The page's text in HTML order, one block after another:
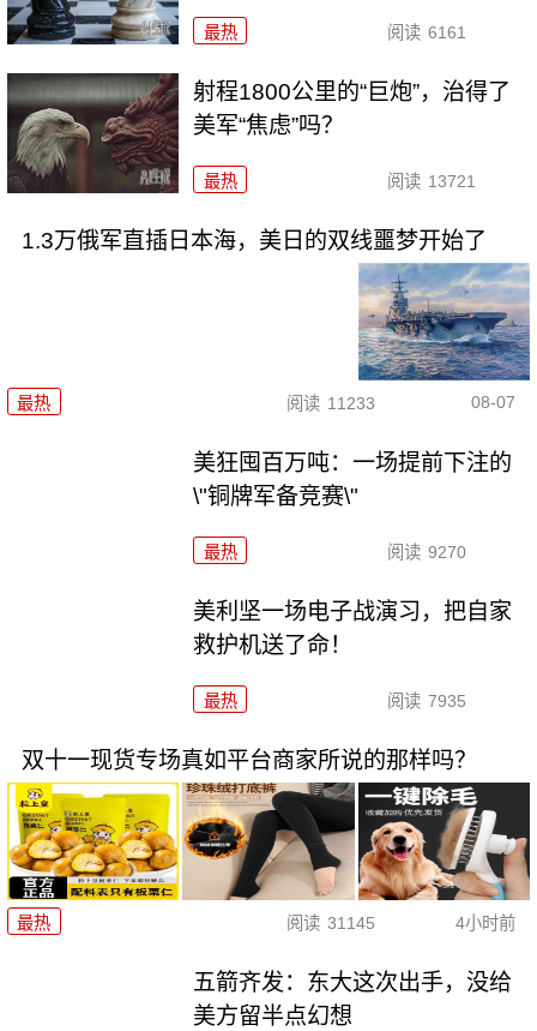
最热 阅读 6161
射程1800公里的“巨炮”，治得了
美军“焦虑”吗？
最热 阅读 13721
1.3万俄军直插日本海，美日的双线噩梦开始了
最热 阅读 11233 08-07
美狂囤百万吨：一场提前下注的
\"铜牌军备竞赛\"
最热 阅读 9270
美利坚一场电子战演习，把自家
救护机送了命！
最热 阅读 7935
双十一现货专场真如平台商家所说的那样吗？
最热 阅读 31145 4小时前
五箭齐发：东大这次出手，没给
美方留半点幻想